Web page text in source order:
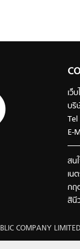
เว็
บริ
E-
สน
เน
กฤ
สินี
COMPANY